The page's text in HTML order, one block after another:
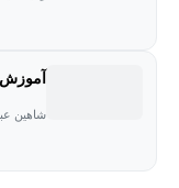
شاهین